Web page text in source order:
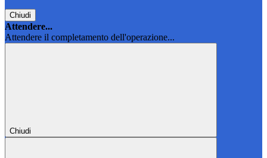
Chiudi
Attendere...
Attendere il completamento dell'operazione...
Chiudi